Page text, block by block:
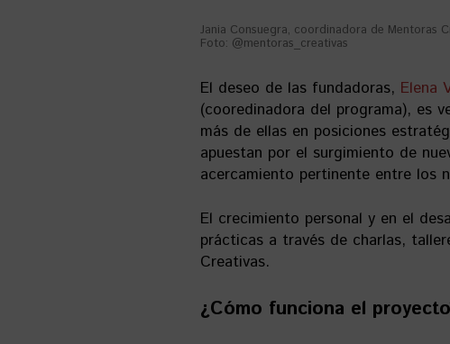
Jania Consuegra, coordinadora de Mentoras
Foto: @mentoras_creativas
El deseo de las fundadoras, Elena
(cooredinadora del programa), es
más de ellas en posiciones
apuestan por el surgimiento de
acercamiento pertinente entre los
El crecimiento personal y en el
prácticas a través de charlas,
Creativas.
¿Cómo funciona el